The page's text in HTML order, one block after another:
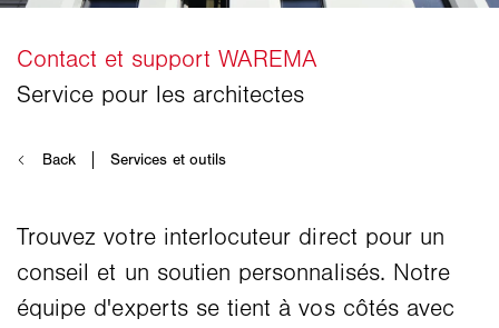
Trouvez votre interlocuteur direct pour un
conseil et un soutien personnalisés. Notre
équipe d'experts se tient à vos côtés avec